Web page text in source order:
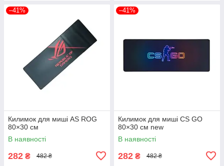
–41%
Килимок для миші AS ROG
80×30 см
В наявності
282 ₴ 482 ₴
–41%
Килимок для миші CS GO
80×30 см new
В наявності
282 ₴ 482 ₴